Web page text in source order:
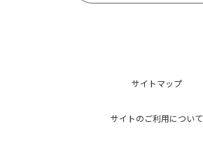
サイトマップ
サイトのご利用について